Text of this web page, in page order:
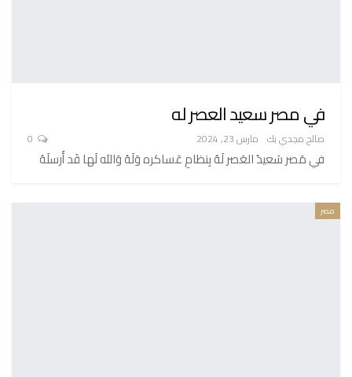
في مصر سعيد العصر له
صالح مجدي بك مارس 23, 2024
في مَصر سَعيدُ العَصر لَهُ بِنظامِ عَساكره وَلَهُ وَاللَه لَها قَد أَرسلَهُ
مصر